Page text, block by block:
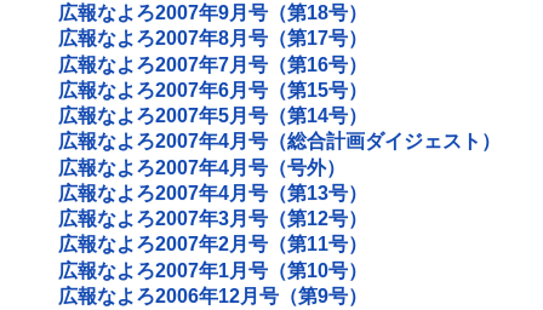
広報なよろ2007年9月号（第18号）
広報なよろ2007年8月号（第17号）
広報なよろ2007年7月号（第16号）
広報なよろ2007年6月号（第15号）
広報なよろ2007年5月号（第14号）
広報なよろ2007年4月号（総合計画ダイジェスト）
広報なよろ2007年4月号（号外）
広報なよろ2007年4月号（第13号）
広報なよろ2007年3月号（第12号）
広報なよろ2007年2月号（第11号）
広報なよろ2007年1月号（第10号）
広報なよろ2006年12月号（第9号）